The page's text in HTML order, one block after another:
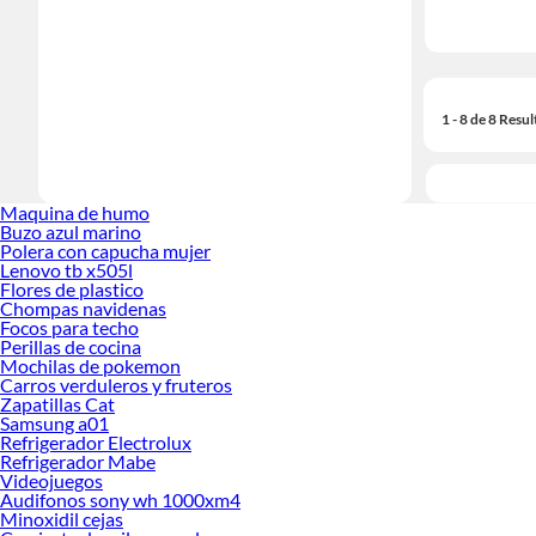
1 - 8 de 8
Maquina de humo
Buzo azul marino
Polera con capucha mujer
Lenovo tb x505l
Flores de plastico
Chompas navidenas
Focos para techo
Perillas de cocina
Mochilas de pokemon
Carros verduleros y fruteros
Zapatillas Cat
Samsung a01
Refrigerador Electrolux
Refrigerador Mabe
Videojuegos
Audifonos sony wh 1000xm4
Minoxidil cejas